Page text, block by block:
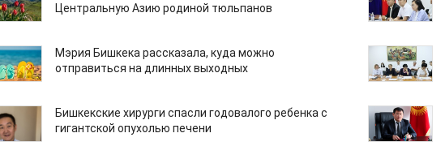
Центральную Азию родиной тюльпанов
Мэрия Бишкека рассказала, куда можно
отправиться на длинных выходных
Бишкекские хирурги спасли годовалого ребенка с
гигантской опухолью печени